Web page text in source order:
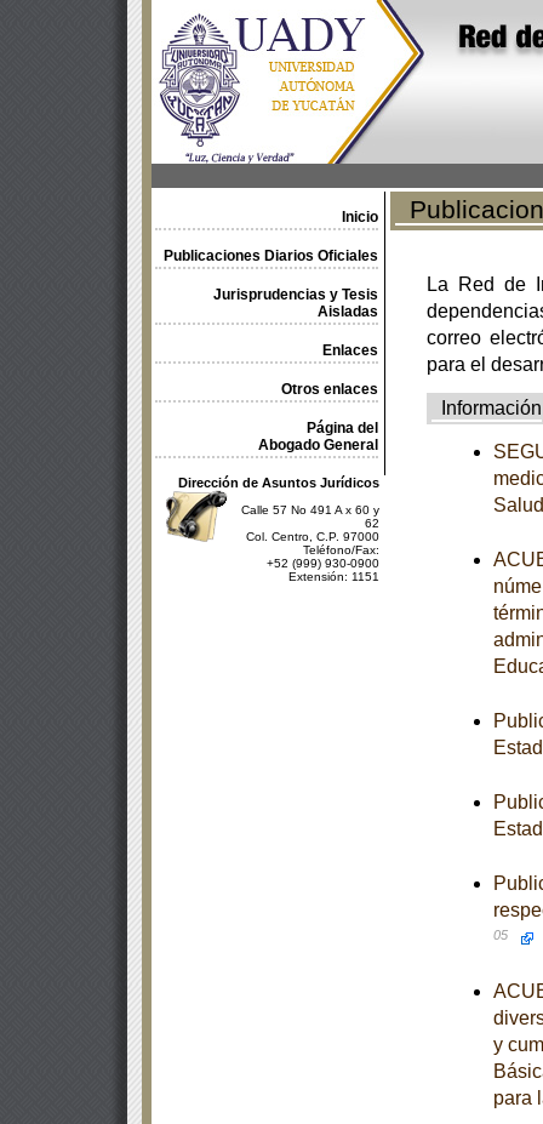
Inicio
Publicaciones Diarios Oficiales
Jurisprudencias y Tesis
Aisladas
Enlaces
Otros enlaces
Página del
Abogado General
Dirección de Asuntos Jurídicos
Calle 57 No 491 A x 60 y
62
Col. Centro, C.P. 97000
Teléfono/Fax:
+52 (999) 930-0900
Extensión: 1151
La Red de
correo
para el
Información
05
y
para